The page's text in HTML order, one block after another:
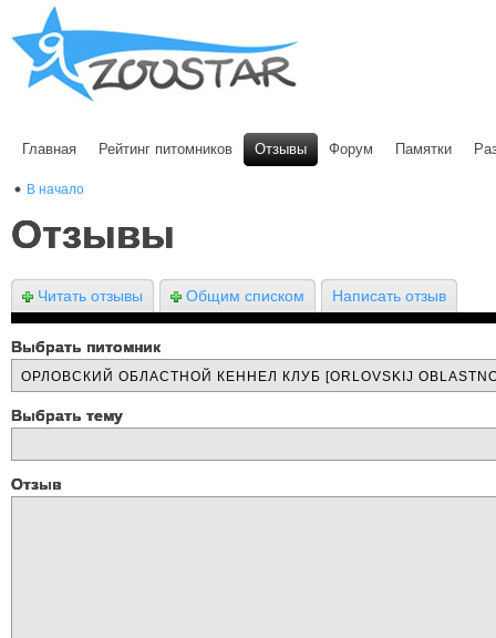
Главная Рейтинг питомников Отзывы Форум Памятки
В начало
Отзывы
Читать отзывы Общим списком Написать отзыв
Выбрать питомник
Выбрать тему
Отзыв